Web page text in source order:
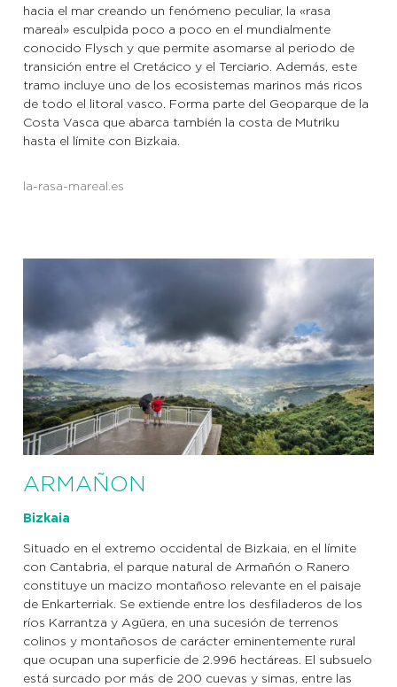
hacia el mar creando un fenómeno peculiar, la «rasa
mareal» esculpida poco a poco en el mundialmente
conocido Flysch y que permite asomarse al periodo de
transición entre el Cretácico y el Terciario. Además, este
tramo incluye uno de los ecosistemas marinos más ricos
de todo el litoral vasco. Forma parte del Geoparque de la
Costa Vasca que abarca también la costa de Mutriku
hasta el límite con Bizkaia.
la-rasa-mareal.es
ARMAÑON
Bizkaia
Situado en el extremo occidental de Bizkaia, en el límite
con Cantabria, el parque natural de Armañón o Ranero
constituye un macizo montañoso relevante en el paisaje
de Enkarterriak. Se extiende entre los desfiladeros de los
ríos Karrantza y Agüera, en una sucesión de terrenos
colinos y montañosos de carácter eminentemente rural
que ocupan una superficie de 2.996 hectáreas. El subsuelo
está surcado por más de 200 cuevas y simas, entre las